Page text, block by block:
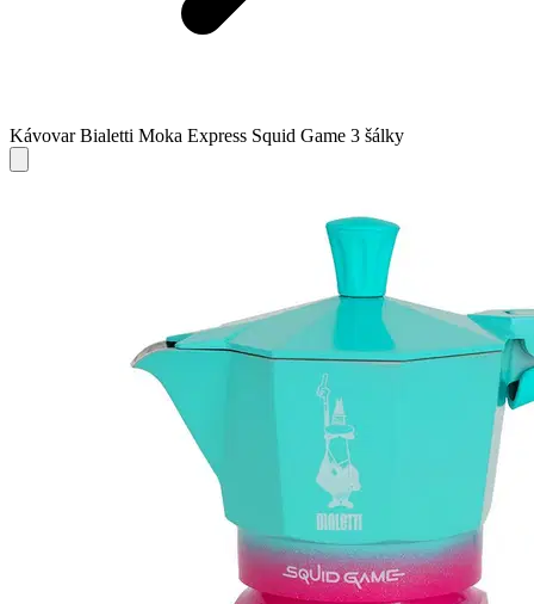
Kávovar Bialetti Moka Express Squid Game 3 šálky